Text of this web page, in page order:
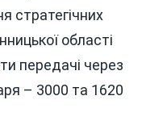
стратегічних
області
передачі через
– 3000 та 1620